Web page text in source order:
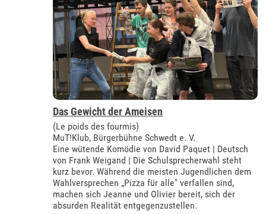
Das Gewicht der Ameisen
(Le poids des fourmis)
MuT!Klub, Bürgerbühne Schwedt e. V.
Eine wütende Komödie von David Paquet | Deutsch
von Frank Weigand | Die Schulsprecherwahl steht
kurz bevor. Während die meisten Jugendlichen dem
Wahlversprechen „Pizza für alle" verfallen sind,
machen sich Jeanne und Olivier bereit, sich der
absurden Realität entgegenzustellen.